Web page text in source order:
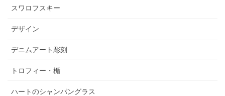
スワロフスキー
デザイン
デニムアート彫刻
トロフィー・楯
ハートのシャンパングラス